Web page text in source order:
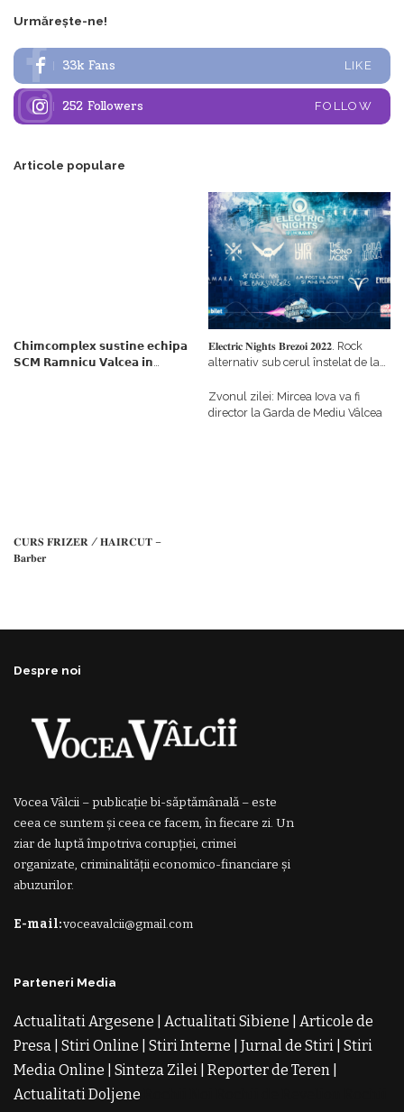
Urmărește-ne!
33k Fans LIKE
252 Followers FOLLOW
Articole populare
𝗖𝗵𝗶𝗺𝗰𝗼𝗺𝗽𝗹𝗲𝘅 𝘀𝘂𝘀𝘁𝗶𝗻𝗲 𝗲𝗰𝗵𝗶𝗽𝗮
𝗦𝗖𝗠 𝗥𝗮𝗺𝗻𝗶𝗰𝘂 𝗩𝗮𝗹𝗰𝗲𝗮 𝗶𝗻
𝐄𝐥𝐞𝐜𝐭𝐫𝐢𝐜 𝐍𝐢𝐠𝐡𝐭𝐬 𝐁𝐫𝐞𝐳𝐨𝐢 𝟐𝟎𝟐𝟐. Rock
alternativ sub cerul înstelat de la
𝐂𝐔𝐑𝐒 𝐅𝐑𝐈𝐙𝐄𝐑 / 𝐇𝐀𝐈𝐑𝐂𝐔𝐓 –
𝐁𝐚𝐫𝐛𝐞𝐫
Zvonul zilei: Mircea Iova va fi
director la Garda de Mediu Vâlcea
Despre noi
Vocea Vâlcii – publicație bi-săptămânală – este
ceea ce suntem și ceea ce facem, în fiecare zi. Un
ziar de luptă împotriva corupției, crimei
organizate, criminalității economico-financiare și
abuzurilor.
E-mail:voceavalcii@gmail.com
Parteneri Media
Actualitati Argesene Actualitati Sibiene
Articole de
Presa Stiri Online Stiri Interne Jurnal de Stiri Stiri
Media Online
Sinteza Zilei Reporter de Teren
Actualitati Doljene